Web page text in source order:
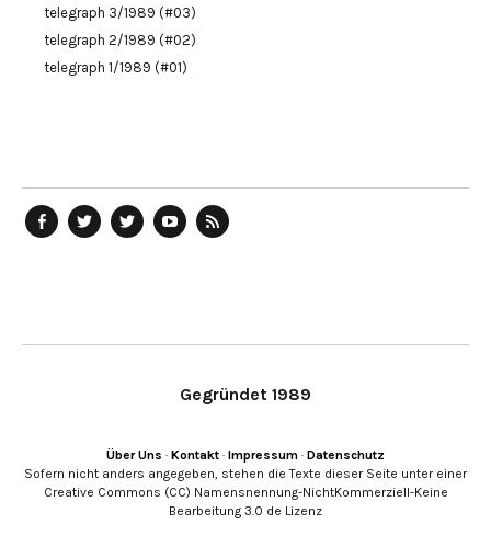
telegraph 3/1989 (#03)
telegraph 2/1989 (#02)
telegraph 1/1989 (#01)
Gegründet 1989
Über Uns · Kontakt · Impressum · Datenschutz
Sofern nicht anders angegeben, stehen die Texte dieser Seite unter einer
Creative Commons (CC) Namensnennung-NichtKommerziell-Keine
Bearbeitung 3.0 de Lizenz